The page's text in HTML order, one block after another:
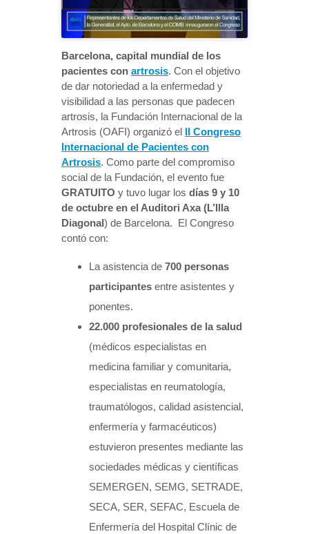
Barcelona, capital mundial de los
pacientes con artrosis. Con el objetivo
de dar notoriedad a la enfermedad y
visibilidad a las personas que padecen
artrosis, la Fundación Internacional de la
Artrosis (OAFI) organizó el II Congreso
Internacional de Pacientes con
Artrosis. Como parte del compromiso
social de la Fundación, el evento fue
GRATUITO y tuvo lugar los días 9 y 10
de octubre en el Auditori Axa (L’Illa
Diagonal) de Barcelona. El Congreso
contó con:
La asistencia de 700 personas
participantes entre asistentes y
ponentes.
22.000 profesionales de la salud
(médicos especialistas en
medicina familiar y comunitaria,
especialistas en reumatología,
traumatólogos, calidad asistencial,
enfermería y farmacéuticos)
estuvieron presentes mediante las
sociedades médicas y científicas
SEMERGEN, SEMG, SETRADE,
SECA, SER, SEFAC, Escuela de
Enfermería del Hospital Clínic de